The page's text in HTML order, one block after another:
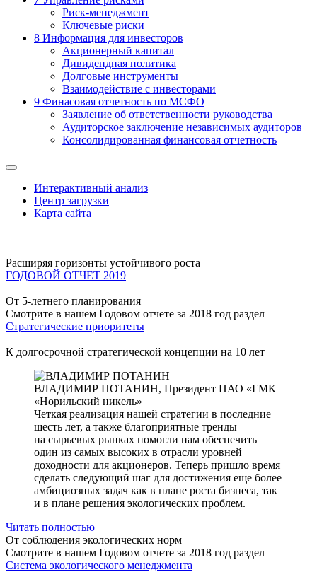
Риск-менеджмент
Ключевые риски
8 Информация для инвесторов
Акционерный капитал
Дивидендная политика
Долговые инструменты
Взаимодействие с инвеcторами
9 Финасовая отчетность по МСФО
Заявление об ответственности руководства
Аудиторское заключение независимых аудиторов
Консолидированная финансовая отчетность
Интерактивный анализ
Центр загрузки
Карта сайта
Расширяя горизонты устойчивого роста
ГОДОВОЙ ОТЧЕТ 2019
От 5-летнего планирования
Смотрите в нашем Годовом отчете за 2018 год раздел
Стратегические приоритеты
К долгосрочной стратегической концепции на 10 лет
ВЛАДИМИР ПОТАНИН, Президент ПАО «ГМК
«Норильский никель»
Четкая реализация нашей стратегии в последние
шесть лет, а также благоприятные тренды
на сырьевых рынках помогли нам обеспечить
один из самых высоких в отрасли уровней
доходности для акционеров. Теперь пришло время
сделать следующий шаг для достижения еще более
амбициозных задач как в плане роста бизнеса, так
и в плане решения экологических проблем.
Читать полностью
От соблюдения экологических норм
Смотрите в нашем Годовом отчете за 2018 год раздел
Система экологического менеджмента